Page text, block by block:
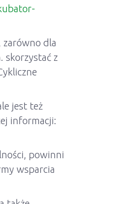
zarówno dla
skorzystać z
jest też
informacji:
powinni
wsparcia